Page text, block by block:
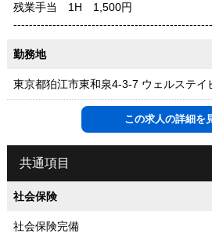
​残業手当 1H 1,500円
---------------------------------------------------
勤務地
東京都狛江市東和泉4-3-7 ウェルステイ
この求人の詳細を
共通項目
社会保険
社会保険完備